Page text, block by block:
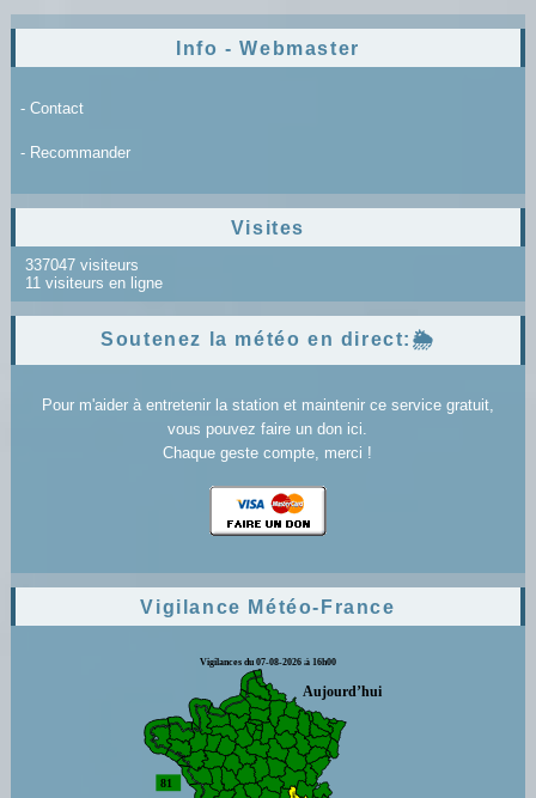
Info - Webmaster
- Contact
- Recommander
Visites
337047 visiteurs
11 visiteurs en ligne
Soutenez la météo en direct:🌦️
Pour m'aider à entretenir la station et maintenir ce service gratuit,
vous pouvez faire un don ici.
Chaque geste compte, merci !
Vigilance Météo-France